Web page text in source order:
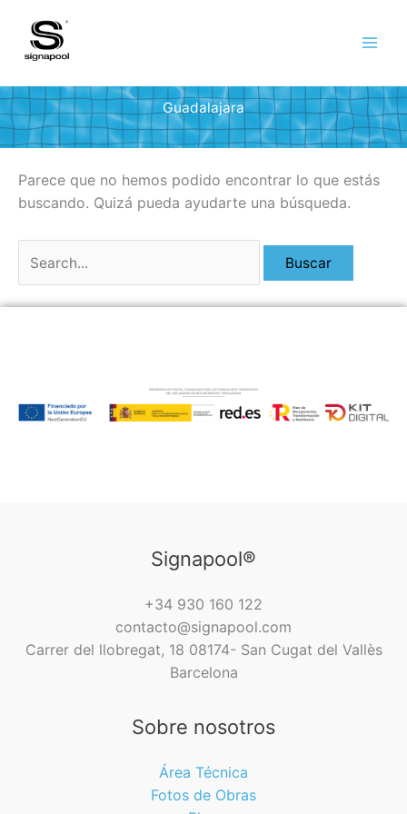
contenido
Guadalajara
Parece que no hemos podido encontrar lo que estás
buscando. Quizá pueda ayudarte una búsqueda.
por:
Signapool®
+34 930 160 122
contacto@signapool.com
Carrer del llobregat, 18 08174- San Cugat del Vallès
Barcelona
Sobre nosotros
Área Técnica
Fotos de Obras